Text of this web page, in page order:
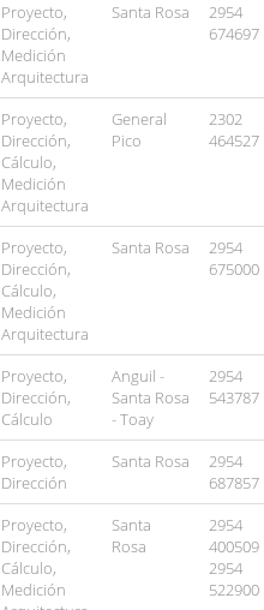
Proyecto,
Dirección,
Medición
Arquitectura
Santa Rosa
2954
674697
Proyecto,
Dirección,
Cálculo,
Medición
Arquitectura
General
Pico
2302
464527
Proyecto,
Dirección,
Cálculo,
Medición
Arquitectura
Santa Rosa
2954
675000
Proyecto,
Dirección,
Cálculo
Anguil -
Santa Rosa
- Toay
2954
543787
Proyecto,
Dirección
Santa Rosa
2954
687857
Proyecto,
Dirección,
Cálculo,
Medición
Santa
Rosa
2954
400509
2954
522900